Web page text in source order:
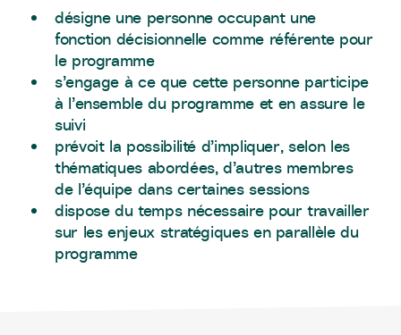
désigne une personne occupant une
fonction décisionnelle comme référente pour
le programme
s’engage à ce que cette personne participe
à l’ensemble du programme et en assure le
suivi
prévoit la possibilité d’impliquer, selon les
thématiques abordées, d’autres membres
de l’équipe dans certaines sessions
dispose du temps nécessaire pour travailler
sur les enjeux stratégiques en parallèle du
programme